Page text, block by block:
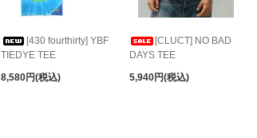
[430 fourthirty] YBF
TIEDYE TEE
8,580円(税込)
[CLUCT] NO BAD
DAYS TEE
5,940円(税込)